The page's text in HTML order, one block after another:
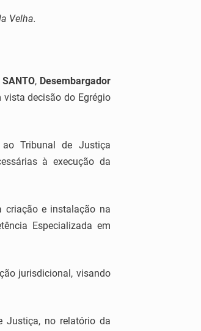
Velha.
SANTO, Desembargador
decisão do Egrégio
Tribunal de Justiça
à execução da
criação e instalação na
Especializada em
jurisdicional, visando
Justiça, no relatório da